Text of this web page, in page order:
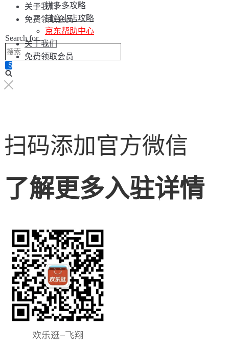
关于我们
免费领取会员
Search for...
拼多多攻略
抖音小店攻略
京东帮助中心
关于我们
免费领取会员
扫码添加官方微信
了解更多入驻详情